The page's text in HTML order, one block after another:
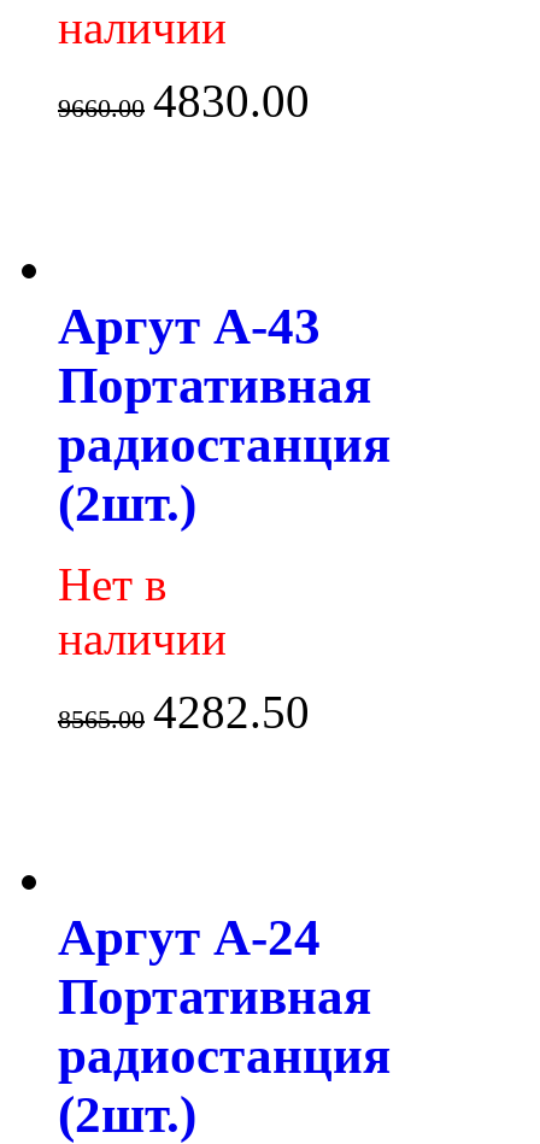
наличии
9660.00 4830.00
Аргут А-43
Портативная
радиостанция
(2шт.)
Нет в
наличии
8565.00 4282.50
Аргут А-24
Портативная
радиостанция
(2шт.)